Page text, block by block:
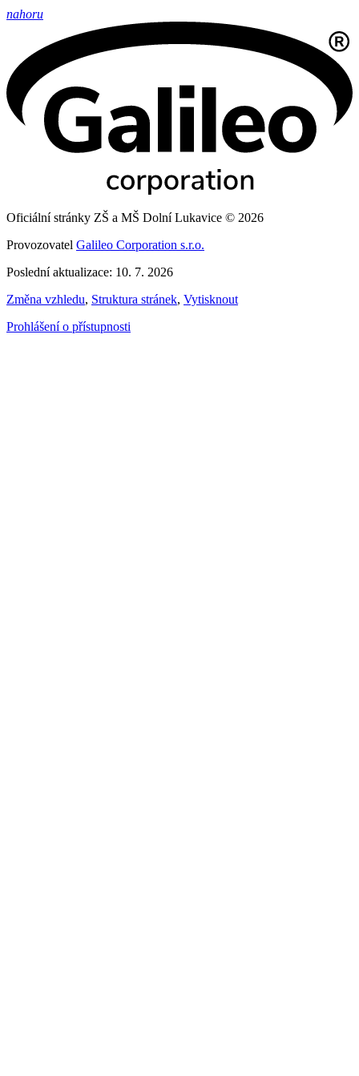
nahoru
Oficiální stránky ZŠ a MŠ Dolní Lukavice © 2026
Provozovatel Galileo Corporation s.r.o.
Poslední aktualizace: 10. 7. 2026
Změna vzhledu, Struktura stránek, Vytisknout
Prohlášení o přístupnosti